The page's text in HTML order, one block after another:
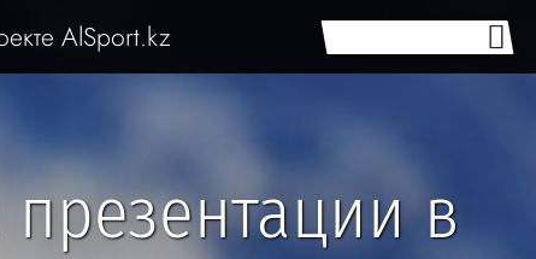
AlSport.kz
в